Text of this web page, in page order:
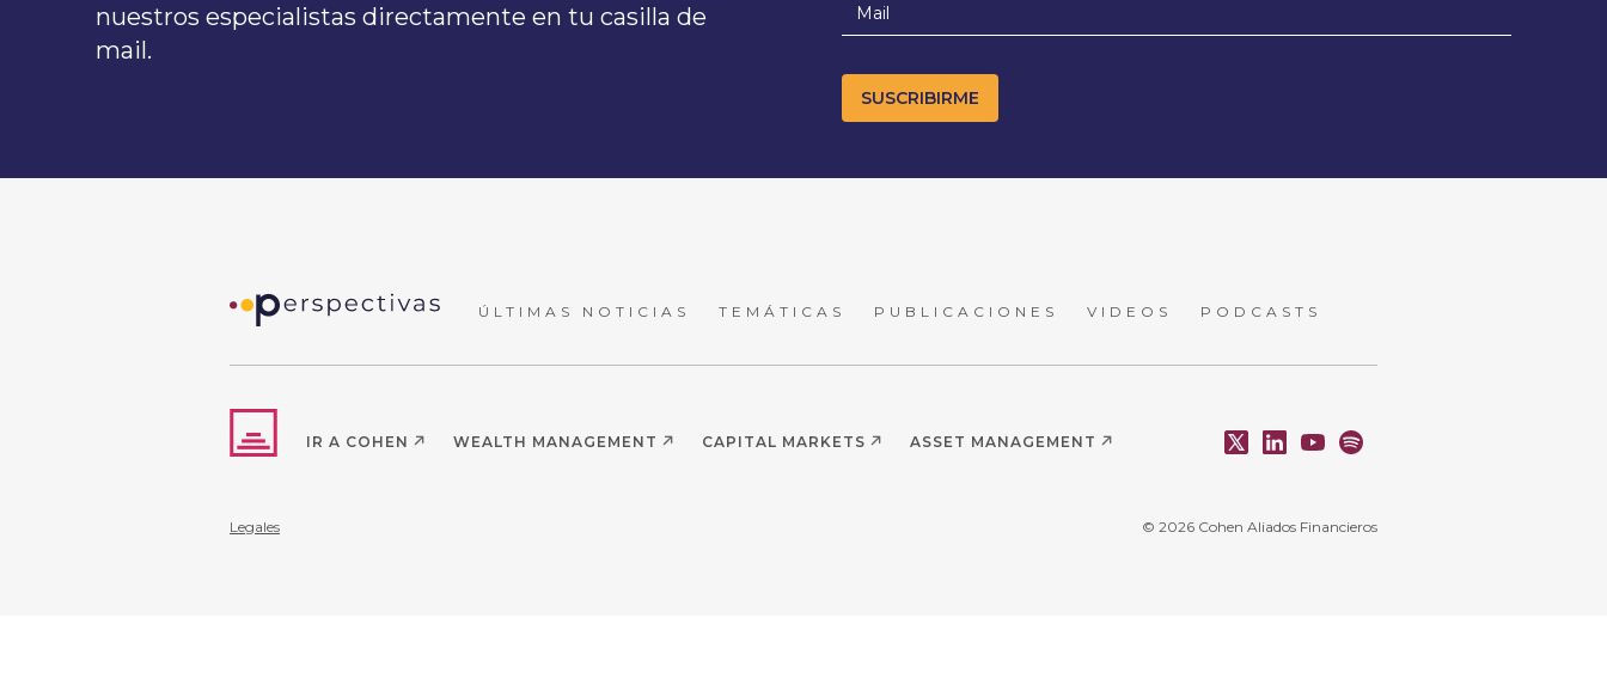
nuestros especialistas directamente en tu casilla de
mail.
ÚLTIMAS NOTICIAS TEMÁTICAS PUBLICACIONES VIDEOS PODCASTS
IR A COHEN WEALTH MANAGEMENT CAPITAL MARKETS ASSET MANAGEMENT
Legales © 2026 Cohen Aliados Financieros